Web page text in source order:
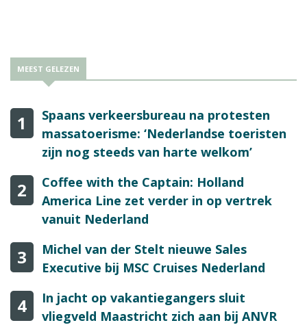
MEEST GELEZEN
1
Spaans verkeersbureau na protesten
massatoerisme: ‘Nederlandse toeristen
zijn nog steeds van harte welkom’
2
Coffee with the Captain: Holland
America Line zet verder in op vertrek
vanuit Nederland
3
Michel van der Stelt nieuwe Sales
Executive bij MSC Cruises Nederland
4
In jacht op vakantiegangers sluit
vliegveld Maastricht zich aan bij ANVR